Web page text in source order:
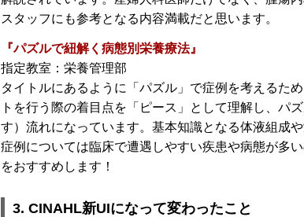
スタッフにも参考となる内容満載だと思います。
『パズルで紐解く病態別栄養療法』
指定教室：栄養管理部
タイトルにあるように「パズル」で症例を考えるた
トを行う際の着目点を「ピース」として理解し、パ
す）流れになっています。基本知識となる体液組成
症例については臨床で遭遇しやすい疾患や病態が多
をおすすめします！
3. CINAHL新UIになって変わったこと